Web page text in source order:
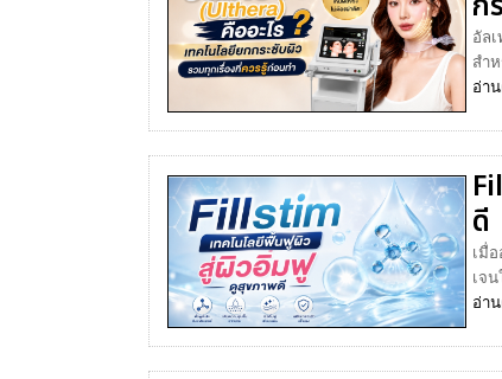
อัล
สำ
อ่า
ดี
เมื่
เจ
อ่า